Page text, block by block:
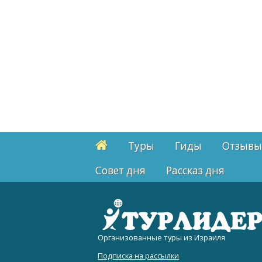
Туры Гиды
Cовет дня
Рассказ дня
Организованные туры из Израиля
Подписка на рассылки